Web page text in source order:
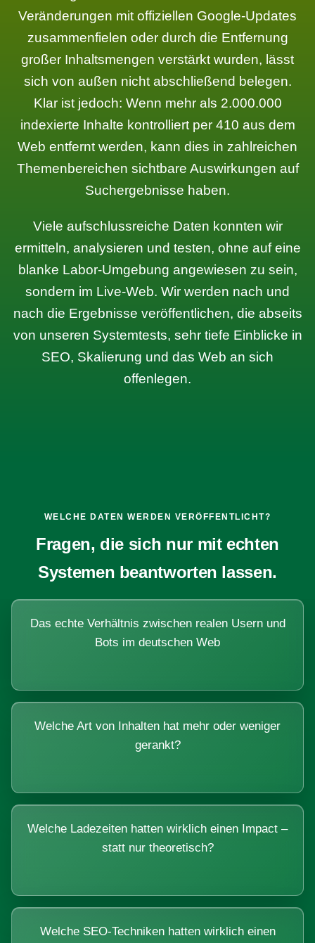
Veränderungen mit offiziellen Google-Updates
zusammenfielen oder durch die Entfernung
großer Inhaltsmengen verstärkt wurden, lässt
sich von außen nicht abschließend belegen.
Klar ist jedoch: Wenn mehr als 2.000.000
indexierte Inhalte kontrolliert per 410 aus dem
Web entfernt werden, kann dies in zahlreichen
Themenbereichen sichtbare Auswirkungen auf
Suchergebnisse haben.
Viele aufschlussreiche Daten konnten wir
ermitteln, analysieren und testen, ohne auf eine
blanke Labor-Umgebung angewiesen zu sein,
sondern im Live-Web. Wir werden nach und
nach die Ergebnisse veröffentlichen, die abseits
von unseren Systemtests, sehr tiefe Einblicke in
SEO, Skalierung und das Web an sich
offenlegen.
WELCHE DATEN WERDEN VERÖFFENTLICHT?
Fragen, die sich nur mit echten
Systemen beantworten lassen.
Das echte Verhältnis zwischen realen Usern und
Bots im deutschen Web
Welche Art von Inhalten hat mehr oder weniger
gerankt?
Welche Ladezeiten hatten wirklich einen Impact –
statt nur theoretisch?
Welche SEO-Techniken hatten wirklich einen